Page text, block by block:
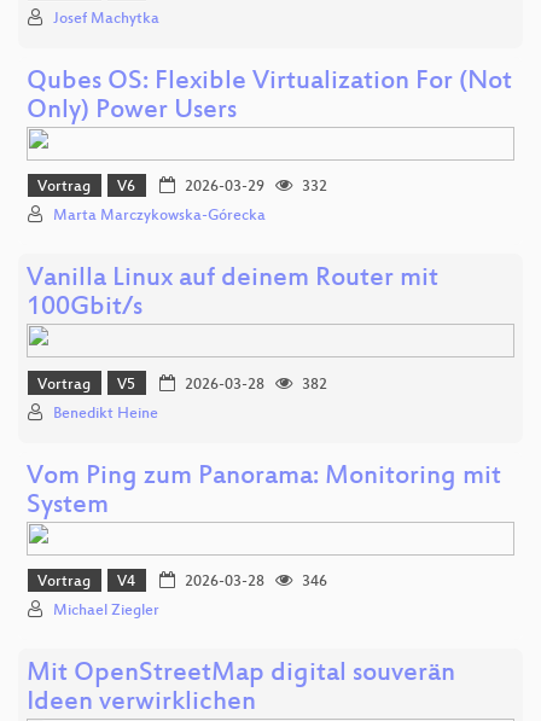
Josef Machytka
Qubes OS: Flexible Virtualization For (Not
Only) Power Users
Vortrag V6 2026-03-29
332
Marta Marczykowska-Górecka
Vanilla Linux auf deinem Router mit
100Gbit/s
Vortrag V5 2026-03-28
382
Benedikt Heine
Vom Ping zum Panorama: Monitoring mit
System
Vortrag V4 2026-03-28
346
Michael Ziegler
Mit OpenStreetMap digital souverän
Ideen verwirklichen